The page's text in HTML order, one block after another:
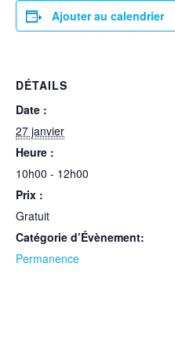
Ajouter au calendrier
DÉTAILS
Date :
27 janvier
Heure :
10h00 - 12h00
Prix :
Gratuit
Catégorie d’Évènement:
Permanence